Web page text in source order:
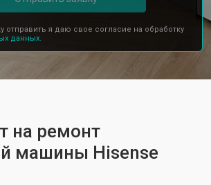
отправить я даю свое согласие на обработку
данных.
на ремонт
машины Hisense